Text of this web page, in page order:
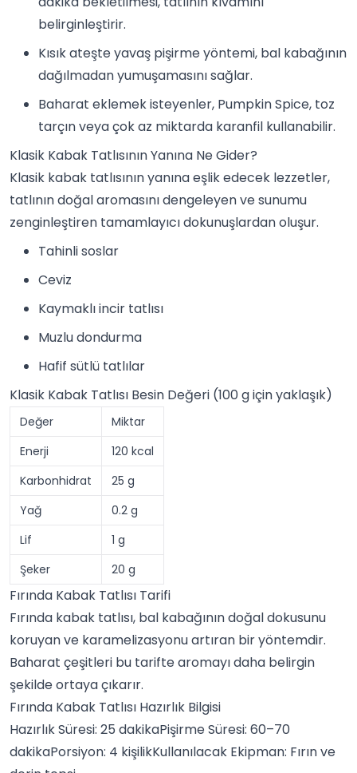
belirginleştirir.
Kısık ateşte yavaş pişirme yöntemi, bal kabağının
dağılmadan yumuşamasını sağlar.
Baharat eklemek isteyenler, Pumpkin Spice, toz
tarçın veya çok az miktarda karanfil kullanabilir.
Klasik Kabak Tatlısının Yanına Ne Gider?
Klasik kabak tatlısının yanına eşlik edecek lezzetler,
tatlının doğal aromasını dengeleyen ve sunumu
zenginleştiren tamamlayıcı dokunuşlardan oluşur.
Tahinli soslar
Ceviz
Kaymaklı incir tatlısı
Muzlu dondurma
Hafif sütlü tatlılar
Klasik Kabak Tatlısı Besin Değeri (100 g için yaklaşık)
Değer
Miktar
Enerji
120 kcal
Karbonhidrat
25 g
Yağ
0.2 g
Lif
1 g
Şeker
20 g
Fırında Kabak Tatlısı Tarifi
Fırında kabak tatlısı, bal kabağının doğal dokusunu
koruyan ve karamelizasyonu artıran bir yöntemdir.
Baharat çeşitleri bu tarifte aromayı daha belirgin
şekilde ortaya çıkarır.
Fırında Kabak Tatlısı Hazırlık Bilgisi
Hazırlık Süresi: 25 dakikaPişirme Süresi: 60–70
dakikaPorsiyon: 4 kişilikKullanılacak Ekipman: Fırın ve